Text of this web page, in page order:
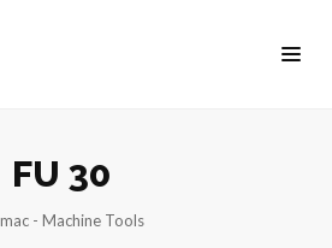
FU 30
- Machine Tools